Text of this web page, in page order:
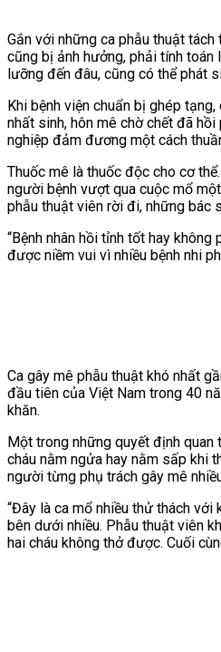
Gắn với những ca phẫu thuật
cũng bị ảnh hưởng, phải tính toán
lưỡng đến đâu, cũng có thể phát
Khi bệnh viện chuẩn bị ghép
nhất sinh, hôn mê chờ chết đã
nghiệp đảm đương một cách
Thuốc mê là thuốc độc cho cơ
người bệnh vượt qua cuộc mổ
phẫu thuật viên rời đi, những bác
“Bệnh nhân hồi tỉnh tốt hay
được niềm vui vì nhiều bệnh nhi
Ca gây mê phẫu thuật khó nhất
đầu tiên của Việt Nam trong 40
khăn.
Một trong những quyết định quan
cháu nằm ngửa hay nằm sấp khi
người từng phụ trách gây mê
“Đây là ca mổ nhiều thử thách
bên dưới nhiều. Phẫu thuật viên
hai cháu không thở được. Cuối